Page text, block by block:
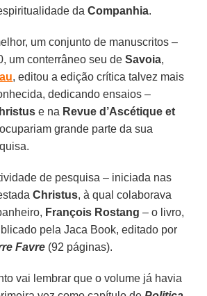
daCompanhia.
um conjunto de manuscritos –
um conterrâneo seu deSavoia,
, editou a edição crítica talvez mais
dedicando ensaios –
e na Revue d’Ascétique et
grande parte da sua
de pesquisa – iniciada nas
Christus, à qual colaborava
François Rostang – o livro,
pela Jaca Book, editado por
Favre (92 páginas).
vai lembrar que o volume já havia